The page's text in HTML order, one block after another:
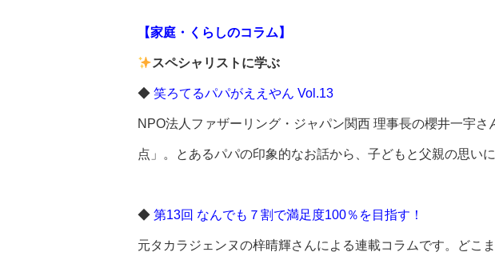
【家庭・くらしのコラム】
スペシャリストに学ぶ
◆ 笑ろてるパパがええやん Vol.13
NPO法人ファザーリング・ジャパン関西 理事長の櫻井一宇
点」。とあるパパの印象的なお話から、子どもと父親の思い
◆ 第13回 なんでも７割で満足度100％を目指す！
元タカラジェンヌの梓晴輝さんによる連載コラムです。どこ